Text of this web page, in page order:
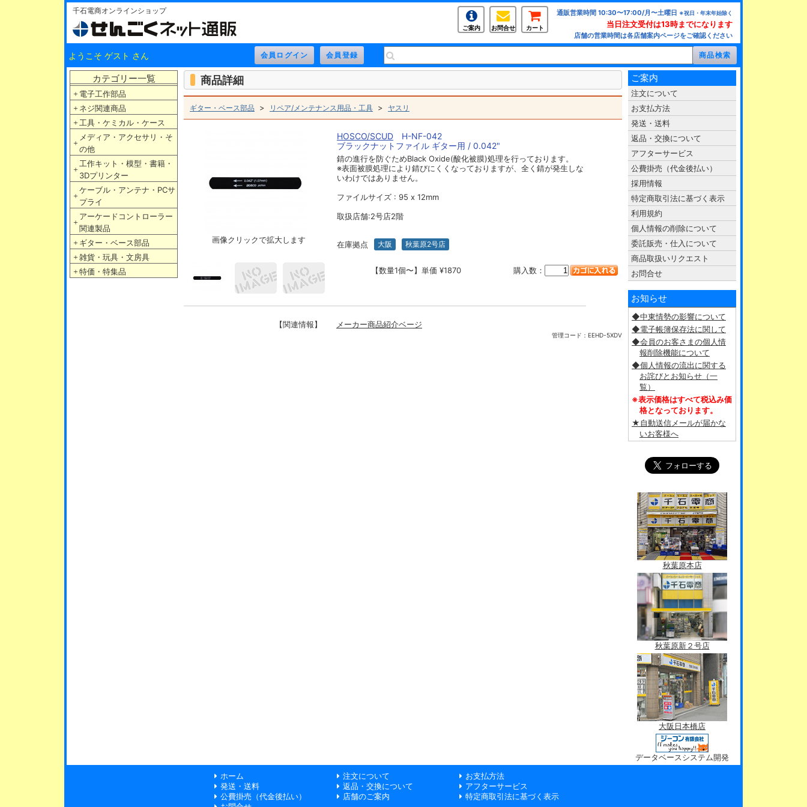
千石電商オンラインショップ
ご案内 お問合せ カート
通販営業時間 10:30〜17:00/月〜土曜日 ※祝日・年末年始除く
当日注文受付は13時までになります
店舗の営業時間は各店舗案内ページをご確認ください
ようこそ ゲスト さん
カテゴリー一覧
＋ 電子工作部品
＋ ネジ関連商品
＋ 工具・ケミカル・ケース
＋
メディア・アクセサリ・そ
の他
＋
工作キット・模型・書籍・
3Dプリンター
＋
ケーブル・アンテナ・PCサ
プライ
＋
アーケードコントローラー
関連製品
＋ ギター・ベース部品
＋ 雑貨・玩具・文房具
＋ 特価・特集品
商品詳細
ギター・ベース部品 > リペア/メンテナンス用品・工具 > ヤスリ
画像クリックで拡大します
HOSCO/SCUD H-NF-042
ブラックナットファイル ギター用 / 0.042"
錆の進行を防ぐためBlack Oxide(酸化被膜)処理を行っております。
※表面被膜処理により錆びにくくなっておりますが、全く錆が発生しな
いわけではありません。
ファイルサイズ : 95 x 12mm
取扱店舗:2号店2階
在庫拠点 大阪 秋葉原2号店
【数量1個〜】単価 ¥1870 購入数：
【関連情報】 メーカー商品紹介ベージ
管理コード： EEHD-5XDV
ご案内
注文について
お支払方法
発送・送料
返品・交換について
アフターサービス
公費掛売（代金後払い）
採用情報
特定商取引法に基づく表示
利用規約
個人情報の削除について
委託販売・仕入について
商品取扱いリクエスト
お問合せ
お知らせ
◆中東情勢の影響について
◆電子帳簿保存法に関して
◆会員のお客さまの個人情
報削除機能について
◆個人情報の流出に関する
お詫びとお知らせ（一
覧）
※表示価格はすべて税込み価
格となっております。
★自動送信メールが届かな
いお客様へ
秋葉原本店
秋葉原新２号店
大阪日本橋店
データベースシステム開発
ホーム
注文について
お支払方法
発送・送料
返品・交換について
アフターサービス
公費掛売（代金後払い）
店舗のご案内
特定商取引法に基づく表示